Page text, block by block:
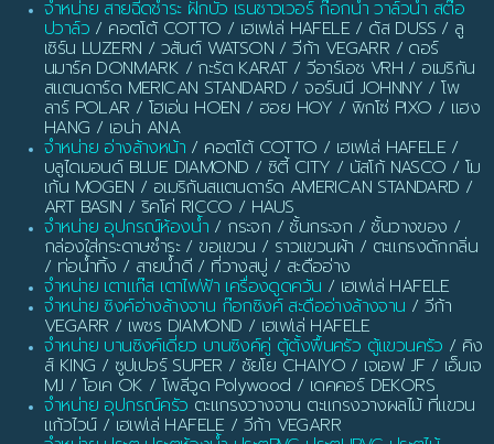
จำหน่าย สายฉีดชำระ ฝักบัว เรนชาวเวอร์ ก๊อกน้ำ วาล์วน้ำ สต๊อ
ปวาล์ว / คอตโต้ COTTO / เฮเฟเล่ HAFELE / ดัส DUSS / ลู
เซิร์น LUZERN / วสันต์ WATSON / วีก้า VEGARR / ดอร์
นมาร์ค DONMARK / กะรัต KARAT / วีอาร์เอช VRH / อเมริกัน
สแตนดาร์ด MERICAN STANDARD / จอร์นนี JOHNNY / โพ
ลาร์ POLAR / โฮเอ่น HOEN / ฮอย HOY / พิกโซ่ PIXO / แฮง
HANG / เอน่า ANA
จำหน่าย อ่างล้างหน้า / คอตโต้ COTTO / เฮเฟเล่ HAFELE /
บลูไดมอนด์ BLUE DIAMOND / ซิตี้ CITY / นัสโก้ NASCO / โม
เก้น MOGEN / อเมริกันสแตนดาร์ด AMERICAN STANDARD /
ART BASIN / ริคโค่ RICCO / HAUS
จำหน่าย อุปกรณ์ห้องน้ำ / กระจก / ชั้นกระจก / ชั้นวางของ /
กล่องใส่กระดาษชำระ / ขอแขวน / ราวแขวนผ้า / ตะแกรงดักกลิ่น
/ ท่อน้ำทิ้ง / สายน้ำดี / ที่วางสบู่ / สะดืออ่าง
จำหน่าย เตาแก๊ส เตาไฟฟ้า เครื่องดูดควัน / เฮเฟเล่ HAFELE
จำหน่าย ซิงค์อ่างล้างจาน ก๊อกซิงค์ สะดืออ่างล้างจาน / วีก้า
VEGARR / เพชร DIAMOND / เฮเฟเล่ HAFELE
จำหน่าย บานซิงค์เดี่ยว บานซิงค์คู่ ตู้ตั้งพื้นครัว ตู้แขวนครัว / คิง
ส์ KING / ซูปเปอร์ SUPER / ชัยโย CHAIYO / เจเอฟ JF / เอ็มเจ
MJ / โอเค OK / โพลีวูด Polywood / เดคคอร์ DEKORS
จำหน่าย อุปกรณ์ครัว ตะแกรงวางจาน ตะแกรงวางผลไม้ ที่แขวน
แก้วไวน์ / เฮเฟเล่ HAFELE / วีก้า VEGARR